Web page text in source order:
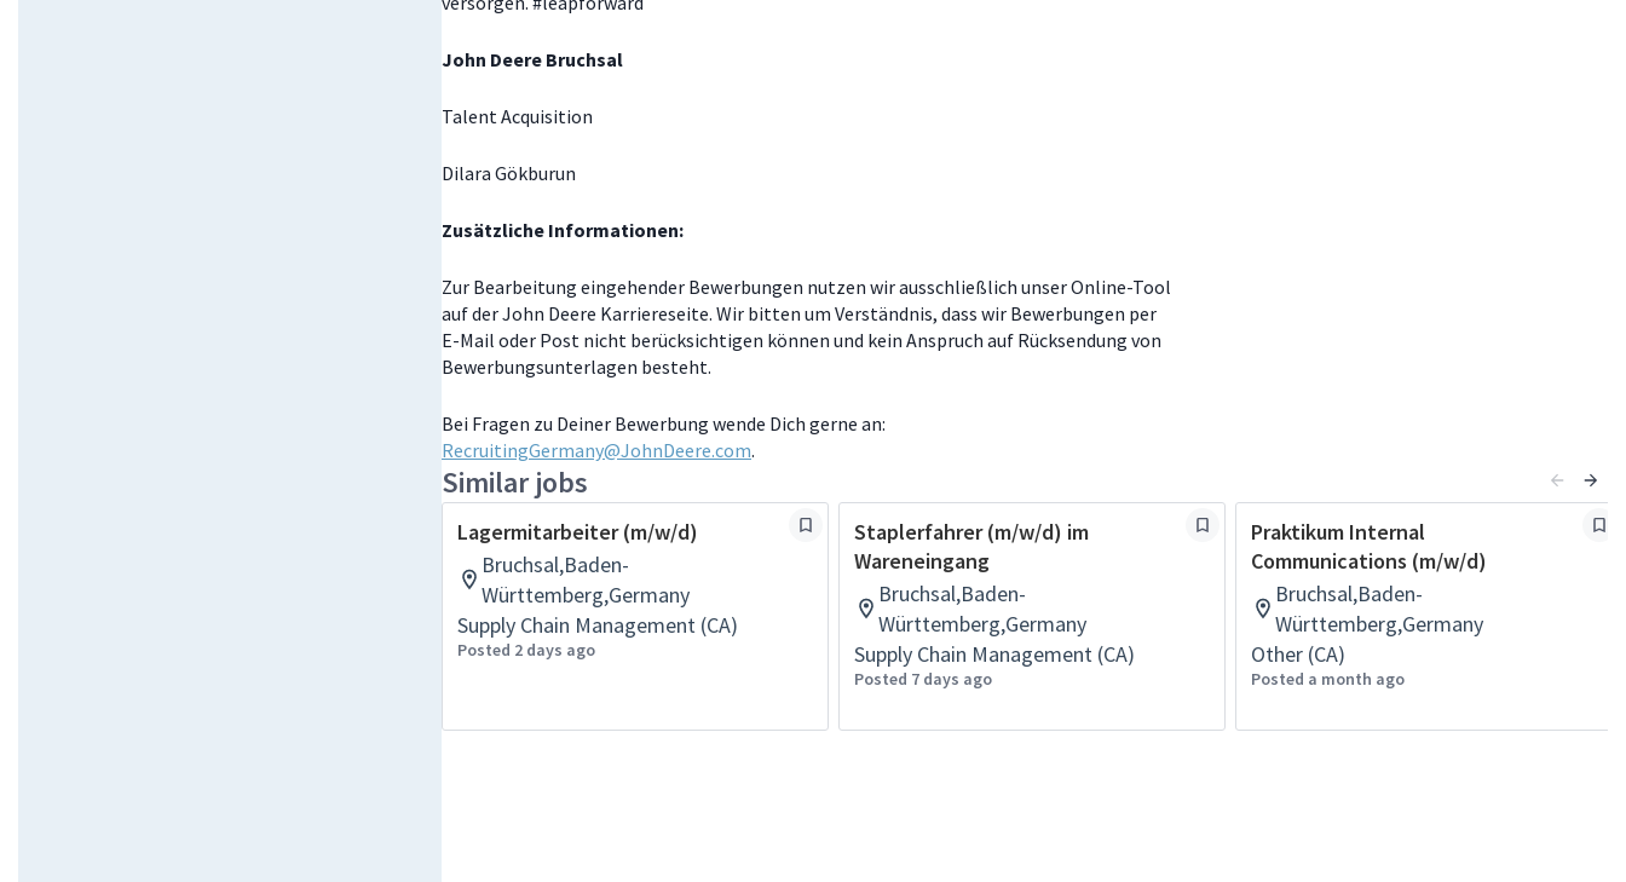
John Deere Bruchsal
Talent Acquisition
Dilara Gökburun
Zusätzliche Informationen:
Zur Bearbeitung eingehender Bewerbungen nutzen wir ausschließlich unser Online-Tool
auf der John Deere Karriereseite. Wir bitten um Verständnis, dass wir Bewerbungen per
E-Mail oder Post nicht berücksichtigen können und kein Anspruch auf Rücksendung von
Bewerbungsunterlagen besteht.
Bei Fragen zu Deiner Bewerbung wende Dich gerne an:
RecruitingGermany@JohnDeere.com.
Similar jobs
Lagermitarbeiter (m/w/d)
Bruchsal,Baden-
Württemberg,Germany
Supply Chain Management (CA)
Posted 2 days ago
Staplerfahrer (m/w/d) im
Wareneingang
Bruchsal,Baden-
Württemberg,Germany
Supply Chain Management (CA)
Posted 7 days ago
Praktikum Internal
Communications (m/w/d)
Bruchsal,Baden-
Württemberg,Germany
Other (CA)
Posted a month ago